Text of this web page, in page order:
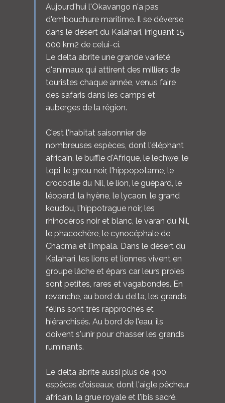
Aujourd'hui l'Okavango n'a pas
d'embouchure maritime. Il se déverse
dans le désert du Kalahari, irriguant 15
000 km2 de celui-ci.
Le delta abrite une grande variété
d'animaux qui attirent des milliers de
touristes chaque année, venus faire
des safaris dans les camps et
auberges de la région.
C'est l'habitat saisonnier de
nombreuses espèces, dont l'éléphant
africain, le buffle d'Afrique, le lechwe, le
topi, le gnou noir, l'hippopotame, le
crocodile du Nil, le lion, le guépard, le
léopard, la hyène, le lycaon, le grand
koudou, l'hippotrague noir, les
rhinocéros noir et blanc, le varan du Nil,
le phacochère, le cynocéphale de
Chacma et l'impala. Dans le désert du
Kalahari, les lions et lionnes vivent en
groupe lâche et épars car leurs proies
sont petites, rares et vagabondes. En
revanche, au bord du delta, les grands
félins sont très rapprochés et
hiérarchisés. Au bord de l'eau, ils
doivent s'unir pour chasser les grands
ruminants.
Le delta abrite aussi plus de 400
espèces d'oiseaux, dont l'aigle pêcheur
africain, la grue royale et l'ibis sacré.